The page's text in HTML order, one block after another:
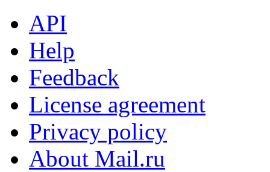
API
Help
Feedback
License agreement
Privacy policy
About Mail.ru